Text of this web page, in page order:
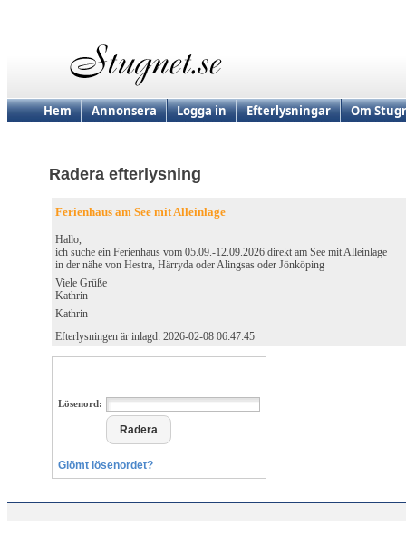
Hem Annonsera Logga in Efterlysningar Om
Radera efterlysning
Ferienhaus am See mit Alleinlage
Hallo,
ich suche ein Ferienhaus vom 05.09.-12.09.2026 direkt am See mit Alleinlage
in der nähe von Hestra, Härryda oder Alingsas oder Jönköping
Viele Grüße
Kathrin
Kathrin
Efterlysningen är inlagd: 2026-02-08 06:47:45
Lösenord:
Glömt lösenordet?